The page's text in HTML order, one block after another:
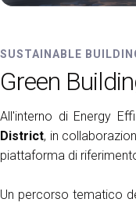
SUSTAINABLE
Green
All'interno di Energy
District, in
piattaforma di
Un percorso tematico